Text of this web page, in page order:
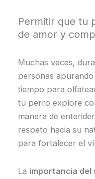
Permitir que tu
de amor y
Muchas veces,
personas
tiempo para
tu perro explore
manera de
respeto hacia su
para fortalecer el
La importancia